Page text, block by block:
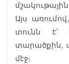
Այս
տունն է՝
տարածքին,
մէջ։